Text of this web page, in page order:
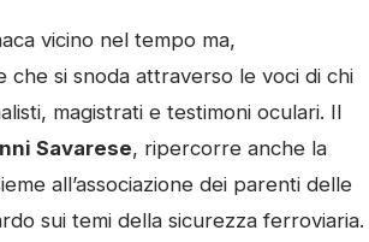
vicino nel tempo ma,
che si snoda attraverso le voci di chi
magistrati e testimoni oculari. Il
Savarese, ripercorre anche la
all’associazione dei parenti delle
sui temi della sicurezza ferroviaria.